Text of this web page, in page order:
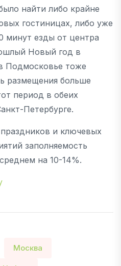
найти либо крайне
гостиницах, либо уже
минут езды от центра
Новый год в
Подмосковье тоже
размещения больше
период в обеих
Петербурге.
и ключевых
заполняемость
на 10-14%.
Москва